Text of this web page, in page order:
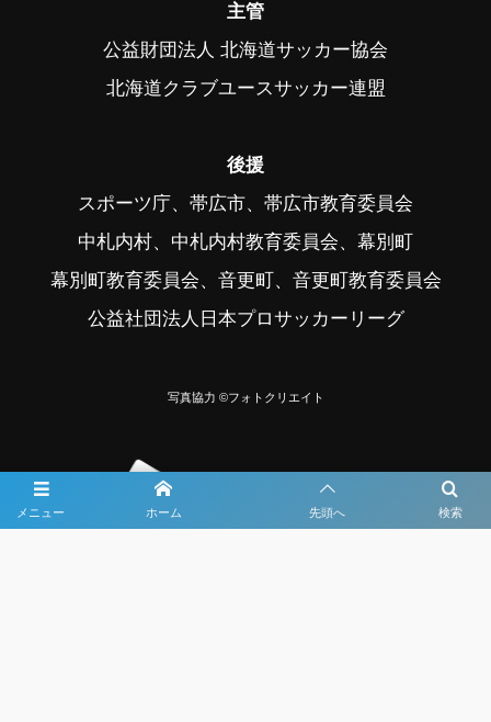
メニュー 検索
ホーム 先頭へ
主管
公益財団法人 北海道サッカー協会
北海道クラブユースサッカー連盟
後援
スポーツ庁、帯広市、帯広市教育委員会
中札内村、中札内村教育委員会、幕別町
幕別町教育委員会、音更町、音更町教育委員会
公益社団法人日本プロサッカーリーグ
写真協力 ©フォトクリエイト